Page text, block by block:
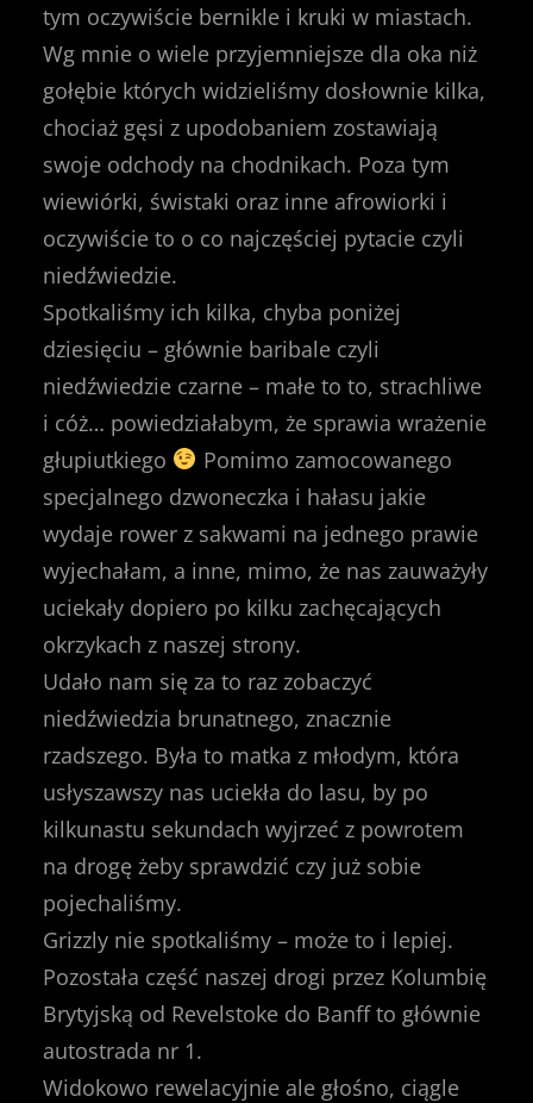
tym oczywiście bernikle i kruki w miastach.
Wg mnie o wiele przyjemniejsze dla oka niż
gołębie których widzieliśmy dosłownie kilka,
chociaż gęsi z upodobaniem zostawiają
swoje odchody na chodnikach. Poza tym
wiewiórki, świstaki oraz inne afrowiorki i
oczywiście to o co najczęściej pytacie czyli
niedźwiedzie.
Spotkaliśmy ich kilka, chyba poniżej
dziesięciu – głównie baribale czyli
niedźwiedzie czarne – małe to to, strachliwe
i cóż… powiedziałabym, że sprawia wrażenie
głupiutkiego
Pomimo zamocowanego
specjalnego dzwoneczka i hałasu jakie
wydaje rower z sakwami na jednego prawie
wyjechałam, a inne, mimo, że nas zauważyły
uciekały dopiero po kilku zachęcających
okrzykach z naszej strony.
Udało nam się za to raz zobaczyć
niedźwiedzia brunatnego, znacznie
rzadszego. Była to matka z młodym, która
usłyszawszy nas uciekła do lasu, by po
kilkunastu sekundach wyjrzeć z powrotem
na drogę żeby sprawdzić czy już sobie
pojechaliśmy.
Grizzly nie spotkaliśmy – może to i lepiej.
Pozostała część naszej drogi przez Kolumbię
Brytyjską od Revelstoke do Banff to głównie
autostrada nr 1.
Widokowo rewelacyjnie ale głośno, ciągle